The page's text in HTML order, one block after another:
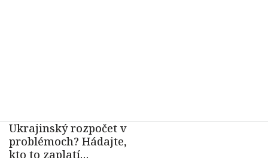
Ukrajinský rozpočet v
problémoch? Hádajte,
kto to zaplatí…